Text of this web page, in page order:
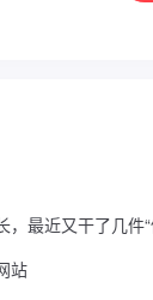
最近又干了几件“
站